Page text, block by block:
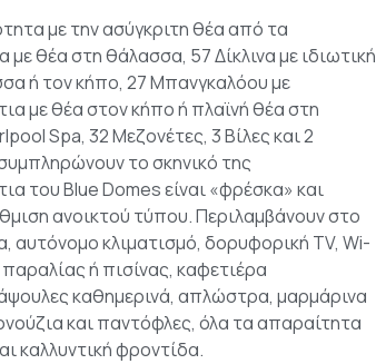
με την ασύγκριτη θέα από τα
με θέα στη θάλασσα, 57 Δίκλινα με ιδιωτική
ή τον κήπο, 27 Μπανγκαλόου με
με θέα στον κήπο ή πλαϊνή θέα στη
Spa, 32 Μεζονέτες, 3 Βίλες και 2
το σκηνικό της
του Blue Domes είναι «φρέσκα» και
ανοικτού τύπου. Περιλαμβάνουν στο
αυτόνομο κλιματισμό, δορυφορική TV, Wi-
ή πισίνας, καφετιέρα
καθημερινά, απλώστρα, μαρμάρινα
και παντόφλες, όλα τα απαραίτητα
καλλυντική φροντίδα.